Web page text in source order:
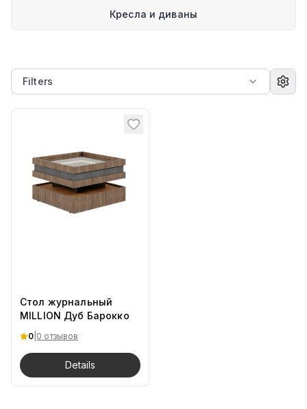
Кресла и диваны
Filters
Стол журнальный
MILLION Дуб Барокко
0 0 отзывов
Details